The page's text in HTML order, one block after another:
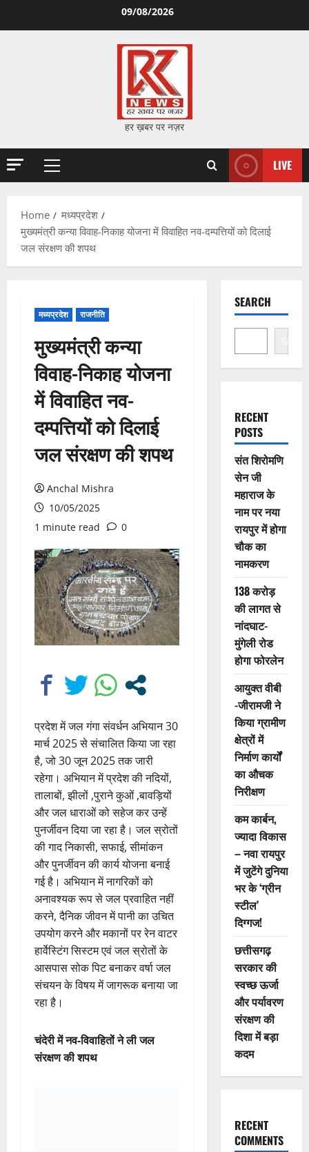
09/08/2026
हर ख़बर पर नज़र
Primary
LIVE
Home
मध्यप्रदेश
मुख्यमंत्री कन्या विवाह-निकाह योजना में विवाहित नव-दम्पत्तियों को दिलाई
जल संरक्षण की शपथ
मध्यप्रदेश राजनीति
मुख्यमंत्री कन्या
विवाह-निकाह योजना
में विवाहित नव-
दम्पत्तियों को दिलाई
जल संरक्षण की शपथ
Anchal Mishra
10/05/2025
1 minute read
0
प्रदेश में जल गंगा संवर्धन अभियान 30
मार्च 2025 से संचालित किया जा रहा
है, जो 30 जून 2025 तक जारी
रहेगा। अभियान में प्रदेश की नदियों,
तालाबों, झीलों ,पुराने कुओं ,बावड़ियों
और जल धाराओं को सहेज कर उन्हें
पुनर्जीवन दिया जा रहा है। जल स्रोतों
की गाद निकासी, सफाई, सीमांकन
और पुनर्जीवन की कार्य योजना बनाई
गई है। अभियान में नागरिकों को
अनावश्यक रूप से जल प्रवाहित नहीं
करने, दैनिक जीवन में पानी का उचित
उपयोग करने और मकानों पर रेन वाटर
हार्वेस्टिंग सिस्टम एवं जल स्रोतों के
आसपास सोक पिट बनाकर वर्षा जल
संचयन के विषय में जागरूक बनाया जा
रहा है।
चंदेरी में नव-विवाहितों ने ली जल
संरक्षण की शपथ
SEARCH
Search
RECENT
POSTS
संत शिरोमणि
सेन जी
महाराज के
नाम पर नया
रायपुर में होगा
चौक का
नामकरण
138 करोड़
की लागत से
नांदघाट-
मुंगेली रोड
होगा फोरलेन
आयुक्त वीबी
-जीरामजी ने
किया ग्रामीण
क्षेत्रों में
निर्माण कार्यों
का औचक
निरीक्षण
कम कार्बन,
ज्यादा विकास
– नवा रायपुर
में जुटेंगे दुनिया
भर के ‘ग्रीन
स्टील’
दिग्गज!
छत्तीसगढ़
सरकार की
स्वच्छ ऊर्जा
और पर्यावरण
संरक्षण की
दिशा में बड़ा
कदम
RECENT
COMMENTS